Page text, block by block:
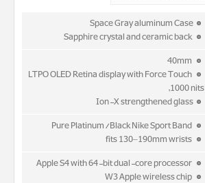
Space Gray aluminum Case
LTPO OLED Retina display with Force Touch
,1000 nits
Ion-X strengthened glass